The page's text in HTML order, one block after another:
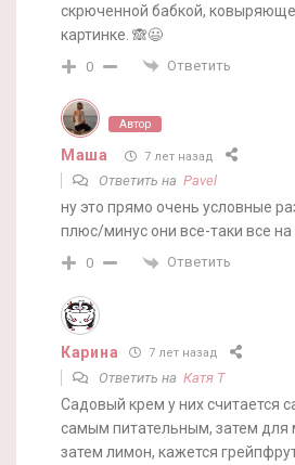
скрюченной бабкой,
картинке. 🙈😃
0 Ответить
Автор
Маша 7 лет назад
Ответить на Pavel
ну это прямо очень условные
плюс/минус они все-таки все
0 Ответить
Карина 7 лет назад
Ответить на Катя Т
Садовый крем у них считается
самым питательным, затем для
затем лимон, кажется